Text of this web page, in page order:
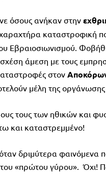
όσους ανήκαν στην
καταστροφική
Εβραιοσιωνισμού.
άμεση με τους
στον
μέλη της οργάνωσης
τους των ηθικών και
και καταστρεμμένο!
δριμύτερα φαινόμενα
«πρώτου γύρου». Όχι!